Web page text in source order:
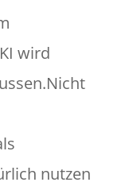
wird
nutzen